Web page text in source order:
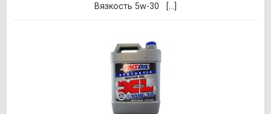
Вязкость 5w-30 [...]